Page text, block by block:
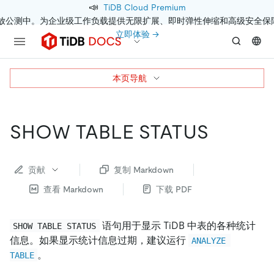
📣 TiDB Cloud Premium
公测中。为企业级工作负载提供无限扩展、即时弹性伸缩和高级安全保
立即体验 →
SHOW TABLE STATUS
贡献
复制 Markdown
查看 Markdown
下载 PDF
SHOW TABLE STATUS
语句用于显示 TiDB 中表的各种统计
信息。如果显示统计信息过期，建议运行 ANALYZE
TABLE 。
本页导航